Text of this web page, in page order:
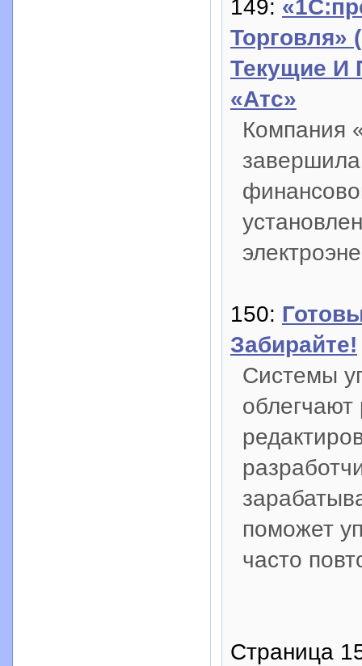
149:
Торговля»
Текущие И
«Атс»
Компания
150:
Забирайте!
Системы
поможет
часто
Страница